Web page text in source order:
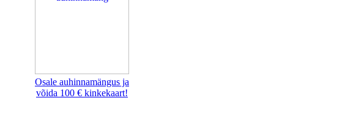
Osale auhinnamängus ja
võida 100 € kinkekaart!